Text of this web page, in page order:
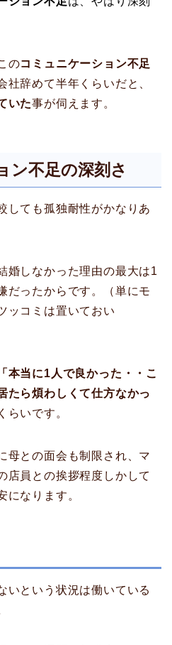
のコミュニケーション不足
社辞めて半年くらいだと、
いた事が伺えます。
ン不足の深刻さ
しても孤独耐性がかなりあ
婚しなかった理由の最大は1
だったからです。（単にモ
ッコミは置いておい
「本当に1人で良かった・・こ
たら煩わしくて仕方なかっ
らいです。
母との面会も制限され、マ
店員との挨拶程度しかして
になります。
いという状況は働いている